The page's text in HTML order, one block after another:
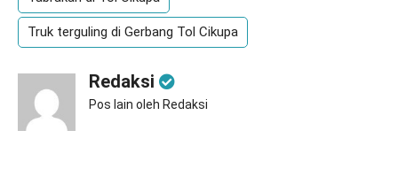
Truk terguling di Gerbang Tol Cikupa
Redaksi
Pos lain oleh Redaksi